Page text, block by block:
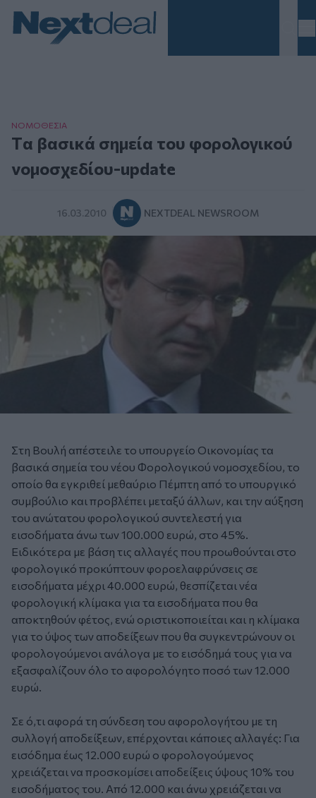
ΝΟΜΟΘΕΣΙΑ
Tα βασικά σημεία του φορολογικού
νομοσχεδίου-update
16.03.2010 NEXTDEAL NEWSROOM
Στη Βουλή απέστειλε το υπουργείο Οικονομίας τα
βασικά σημεία του νέου Φορολογικού νομοσχεδίου, το
οποίο θα εγκριθεί μεθαύριο Πέμπτη από το υπουργικό
συμβούλιο και προβλέπει μεταξύ άλλων, και την αύξηση
του ανώτατου φορολογικού συντελεστή για
εισοδήματα άνω των 100.000 ευρώ, στο 45%.
Ειδικότερα με βάση τις αλλαγές που προωθούνται στο
φορολογικό προκύπτουν φοροελαφρύνσεις σε
εισοδήματα μέχρι 40.000 ευρώ, θεσπίζεται νέα
φορολογική κλίμακα για τα εισοδήματα που θα
αποκτηθούν φέτος, ενώ οριστικοποιείται και η κλίμακα
για το ύψος των αποδείξεων που θα συγκεντρώνουν οι
φορολογούμενοι ανάλογα με το εισόδημά τους για να
εξασφαλίζουν όλο το αφορολόγητο ποσό των 12.000
ευρώ.
Σε ό,τι αφορά τη σύνδεση του αφορολογήτου με τη
συλλογή αποδείξεων, επέρχονται κάποιες αλλαγές: Για
εισόδημα έως 12.000 ευρώ ο φορολογούμενος
χρειάζεται να προσκομίσει αποδείξεις ύψους 10% του
εισοδήματος του. Από 12.000 και άνω χρειάζεται να